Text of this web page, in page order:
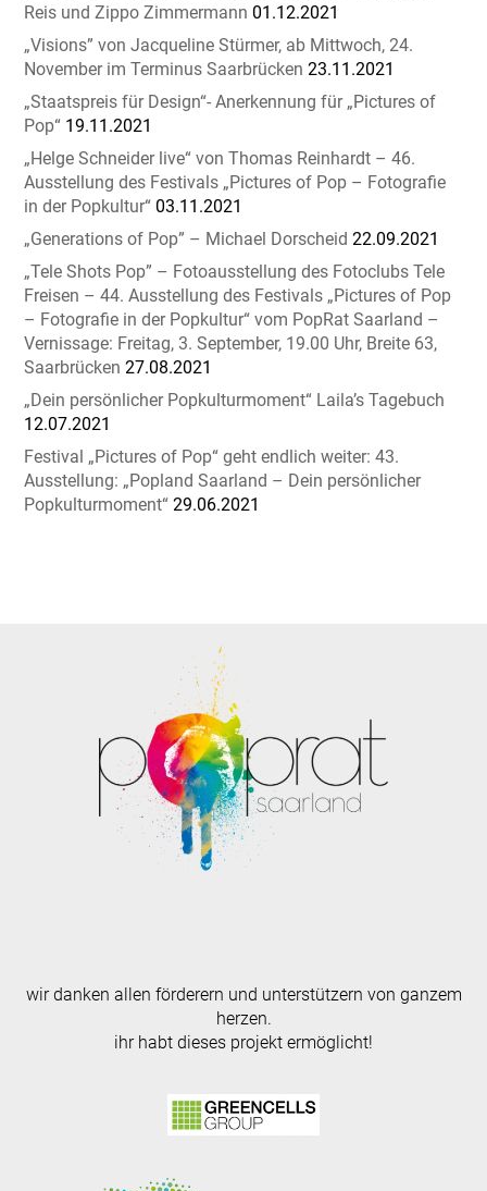
Reis und Zippo Zimmermann 01.12.2021
„Visions” von Jacqueline Stürmer, ab Mittwoch, 24.
November im Terminus Saarbrücken 23.11.2021
„Staatspreis für Design“- Anerkennung für „Pictures of
Pop“ 19.11.2021
„Helge Schneider live“ von Thomas Reinhardt – 46.
Ausstellung des Festivals „Pictures of Pop – Fotografie
in der Popkultur“ 03.11.2021
„Generations of Pop” – Michael Dorscheid 22.09.2021
„Tele Shots Pop” – Fotoausstellung des Fotoclubs Tele
Freisen – 44. Ausstellung des Festivals „Pictures of Pop
– Fotografie in der Popkultur“ vom PopRat Saarland –
Vernissage: Freitag, 3. September, 19.00 Uhr, Breite 63,
Saarbrücken 27.08.2021
„Dein persönlicher Popkulturmoment“ Laila’s Tagebuch
12.07.2021
Festival „Pictures of Pop“ geht endlich weiter: 43.
Ausstellung: „Popland Saarland – Dein persönlicher
Popkulturmoment“ 29.06.2021
wir danken allen förderern und unterstützern von ganzem
herzen.
ihr habt dieses projekt ermöglicht!